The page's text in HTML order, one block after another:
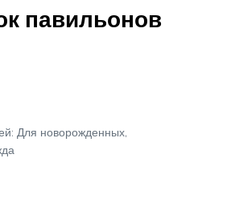
павильонов
Для новорожденных,